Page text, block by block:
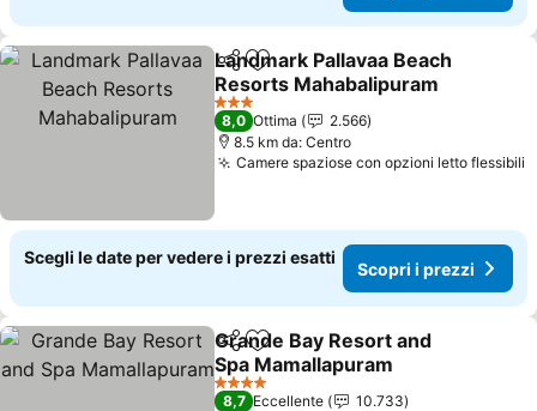
CondividiAggiungi ai preferiti
Landmark Pallavaa Beach
Resorts Mahabalipuram
3 Stelle
8,0 Ottima
2.566
8.5 km da: Centro
Camere spaziose con opzioni letto flessibili
Scegli le date per vedere i prezzi esatti
Scopri i prezzi
CondividiAggiungi ai preferiti
Grande Bay Resort and
Spa Mamallapuram
4 Stelle
8,7 Eccellente
10.733